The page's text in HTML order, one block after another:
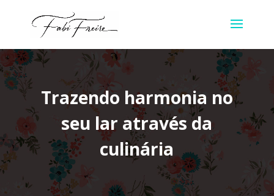
Trazendo harmonia no
seu lar através da
culinária